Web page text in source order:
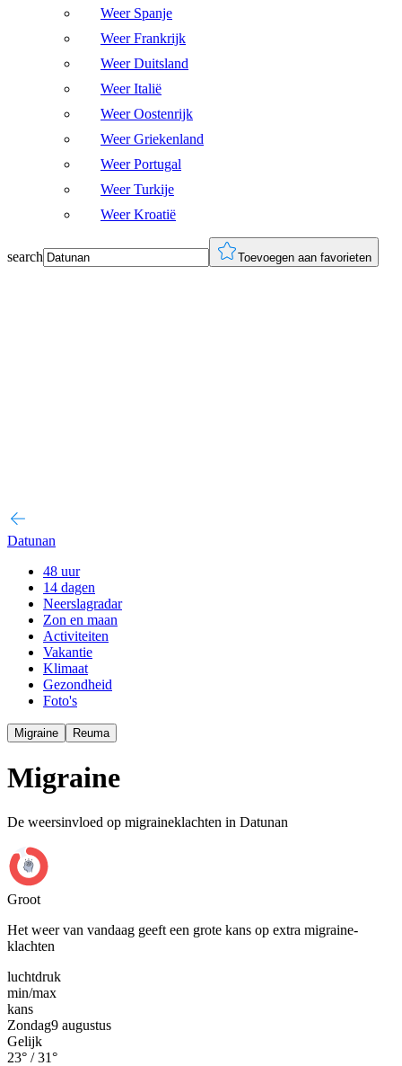
Weer Spanje
Weer Frankrijk
Weer Duitsland
Weer Italië
Weer Oostenrijk
Weer Griekenland
Weer Portugal
Weer Turkije
Weer Kroatië
search Toevoegen aan favorieten
Datunan
48 uur
14 dagen
Neerslagradar
Zon en maan
Activiteiten
Vakantie
Klimaat
Gezondheid
Foto's
Migraine Reuma
Migraine
De weersinvloed op migraineklachten in Datunan
Groot
Het weer van vandaag geeft een grote kans op extra migraine-
klachten
luchtdruk
min/max
kans
Zondag9 augustus
Gelijk
23° /31°